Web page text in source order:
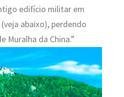
edifício militar em
abaixo), perdendo
Muralha da China.”